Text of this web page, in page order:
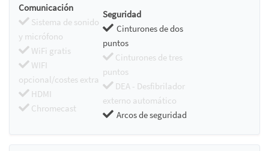
Comunicación
Sistema de sonido
y micrófono
WiFi gratis
WIFI
opcional/costes extra
HDMI
Chromecast
Seguridad
Cinturones de dos
puntos
Cinturones de tres
puntos
DEA - Desfibrilador
externo automático
Arcos de seguridad